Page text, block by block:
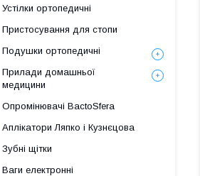
Устілки ортопедичні
Пристосування для стопи
Подушки ортопедичні
Прилади домашньої
медицини
Опромінювачі BactoSfera
Аплікатори Ляпко і Кузнєцова
Зубні щітки
Ваги електронні